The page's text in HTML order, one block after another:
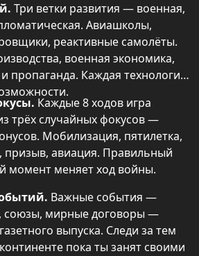
Три ветки развития — военная,
Авиашколы,
реактивные самолёты.
военная экономика,
пропаганда. Каждая технология
Каждые 8 ходов игра
трёх случайных фокусов —
Мобилизация, пятилетка,
призыв, авиация. Правильный
момент меняет ход войны.
Важные события —
союзы, мирные договоры —
выпуска. Следи за тем
пока ты занят своими